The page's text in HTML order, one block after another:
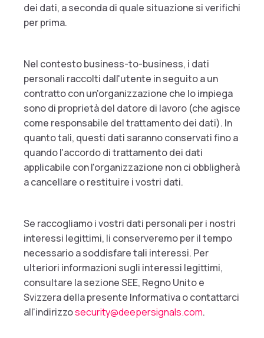
dei dati, a seconda di quale situazione si verifichi
per prima.
Nel contesto business-to-business, i dati
personali raccolti dall'utente in seguito a un
contratto con un'organizzazione che lo impiega
sono di proprietà del datore di lavoro (che agisce
come responsabile del trattamento dei dati). In
quanto tali, questi dati saranno conservati fino a
quando l'accordo di trattamento dei dati
applicabile con l'organizzazione non ci obbligherà
a cancellare o restituire i vostri dati.
Se raccogliamo i vostri dati personali per i nostri
interessi legittimi, li conserveremo per il tempo
necessario a soddisfare tali interessi. Per
ulteriori informazioni sugli interessi legittimi,
consultare la sezione SEE, Regno Unito e
Svizzera della presente Informativa o contattarci
all'indirizzosecurity@deepersignals.com.